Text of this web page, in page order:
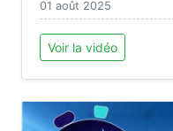
01 août 2025
Voir la vidéo